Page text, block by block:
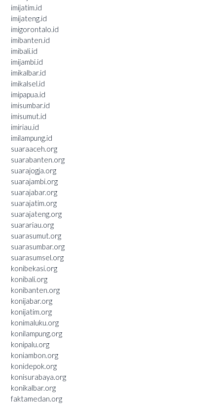
imijatim.id
imijateng.id
imigorontalo.id
imibanten.id
imibali.id
imijambi.id
imikalbar.id
imikalsel.id
imipapua.id
imisumbar.id
imisumut.id
imiriau.id
imilampung.id
suaraaceh.org
suarabanten.org
suarajogja.org
suarajambi.org
suarajabar.org
suarajatim.org
suarajateng.org
suarariau.org
suarasumut.org
suarasumbar.org
suarasumsel.org
konibekasi.org
konibali.org
konibanten.org
konijabar.org
konijatim.org
konimaluku.org
konilampung.org
konipalu.org
koniambon.org
konidepok.org
konisurabaya.org
konikalbar.org
faktamedan.org